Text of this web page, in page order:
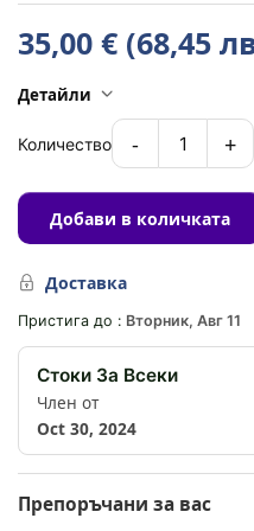
атмосферните условия.
Характеристики
Размер: 3x3 метра –
Устойчива метална
Регулируема височина
Бърз механизъм за
Подсилени ъгли за
вятър
Компактно сгъване за
Предимства
водоустойчив покрив се
35,00 € (68,45
Детайли
Количество - 1 +
Добави в количката
Доставка
Пристига до : Вторник, Авг 11
Стоки За Всеки
Член от
Oct 30, 2024
Препоръчани за вас